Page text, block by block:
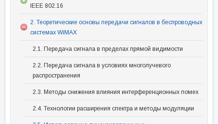
IEEE 802.16
2. Теоретические основы передачи сигналов в беспроводных
системах WiMAX
2.1. Передача сигнала в пределах прямой видимости
2.2. Передача сигнала в условиях многолучевого
распространения
2.3. Методы снижения влияния интерференционных помех
2.4. Технологии расширения спектра и методы модуляции